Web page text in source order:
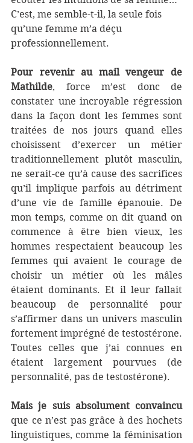
C’est, me semble-t-il, la seule fois
qu’une femme m’a déçu
professionnellement.
Pour revenir au mail vengeur de
Mathilde, force m’est donc de
constater une incroyable régression
dans la façon dont les femmes sont
traitées de nos jours quand elles
choisissent d’exercer un métier
traditionnellement plutôt masculin,
ne serait-ce qu’à cause des sacrifices
qu’il implique parfois au détriment
d’une vie de famille épanouie. De
mon temps, comme on dit quand on
commence à être bien vieux, les
hommes respectaient beaucoup les
femmes qui avaient le courage de
choisir un métier où les mâles
étaient dominants. Et il leur fallait
beaucoup de personnalité pour
s’affirmer dans un univers masculin
fortement imprégné de testostérone.
Toutes celles que j’ai connues en
étaient largement pourvues (de
personnalité, pas de testostérone).
Mais je suis absolument convaincu
que ce n’est pas grâce à des hochets
linguistiques, comme la féminisation